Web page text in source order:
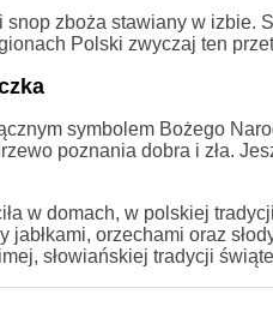
snop zboża stawiany w izbie.
Polski zwyczaj ten
symbolem Bożego
poznania dobra i zła.
w domach, w polskiej
jabłkami, orzechami oraz
słowiańskiej tradycji